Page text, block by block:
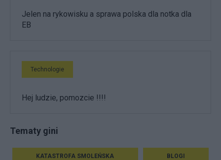
Jelen na rykowisku a sprawa polska dla notka dla
EB
Technologie
Hej ludzie, pomozcie !!!!
Tematy gini
KATASTROFA SMOLEŃSKA BLOGI